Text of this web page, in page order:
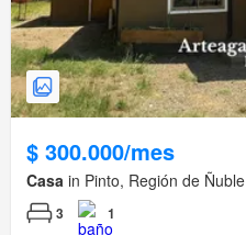
$ 300.000/mes
Casa in Pinto, Región de Ñuble
3 1